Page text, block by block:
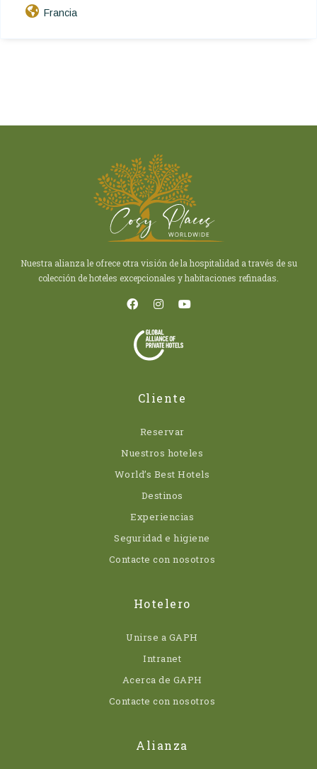
Francia
Nuestra alianza le ofrece otra visión de la hospitalidad a través de su
colección de hoteles excepcionales y habitaciones refinadas.
Cliente
Reservar
Nuestros hoteles
World’s Best Hotels
Destinos
Experiencias
Seguridad e higiene
Contacte con nosotros
Hotelero
Unirse a GAPH
Intranet
Acerca de GAPH
Contacte con nosotros
Alianza